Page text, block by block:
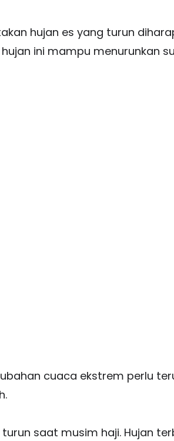
hujan es yang turun
ini mampu menurunkan
cuaca ekstrem perlu
saat musim haji. Hujan